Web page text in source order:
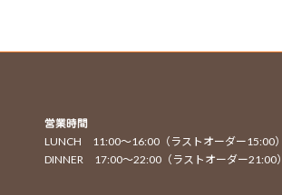
営業時間
LUNCH 11:00〜16:00（ラストオーダー15:00）
DINNER 17:00〜22:00（ラストオーダー21:00）